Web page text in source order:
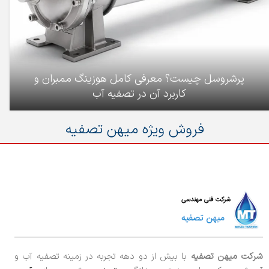
پرشروسل چیست؟ معرفی کامل هوزینگ ممبران و
کاربرد آن در تصفیه آب
فروش ویژه میهن تصفیه
شرکت میهن تصفیه با بیش از دو دهه تجربه در زمینه تصفیه آب و